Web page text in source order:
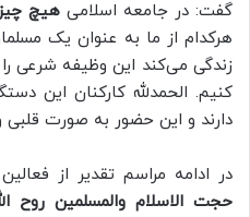
گفت: در جامعه اسلامی هیچ
هرکدام از ما به عنوان یک
زندگی می‌کند این وظیفه شرعی
کنیم. الحمدلله کارکنان این
دارند و این حضور به صورت
در ادامه مراسم تقدیر از
حجت الاسلام والمسلمین روح